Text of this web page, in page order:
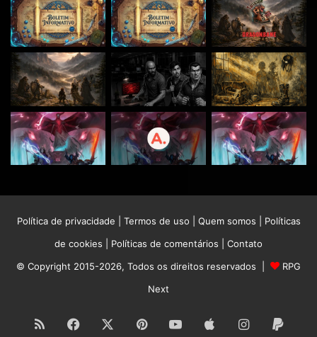
Política de privacidade Termos de uso Quem somos
Políticas
de cookies
Políticas de comentários
Contato
© Copyright 2015-2026, Todos os direitos reservados |
RPG
Next
RSS Facebook PinterestYouTubeAppleInstagram